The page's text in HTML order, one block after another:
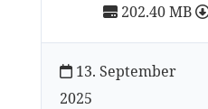
202.40 MB
13. September
2025